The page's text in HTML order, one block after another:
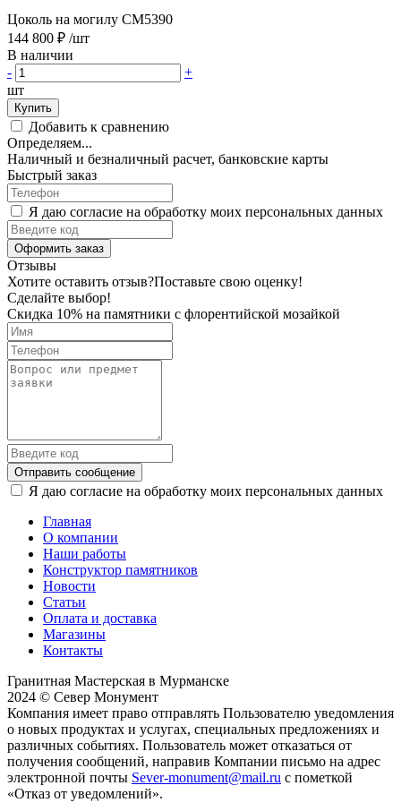
Цоколь на могилу CM5390
144 800 ₽ /шт
В наличии
-
+
шт
Купить
Добавить к сравнению
Определяем...
Наличный и безналичный расчет, банковские карты
Быстрый заказ
Я даю согласие на обработку моих персональных данных
Оформить заказ
Отзывы
Хотите оставить отзыв?Поставьте свою оценку!
Сделайте выбор!
Скидка 10% на памятники с флорентийской мозайкой
Отправить сообщение
Я даю согласие на обработку моих персональных данных
Главная
О компании
Наши работы
Конструктор памятников
Новости
Статьи
Оплата и доставка
Магазины
Контакты
Гранитная Мастерская в Мурманске
2024 © Север Монумент
Компания имеет право отправлять Пользователю уведомления
о новых продуктах и услугах, специальных предложениях и
различных событиях. Пользователь может отказаться от
получения сообщений, направив Компании письмо на адрес
электронной почты Sever-monument@mail.ru с пометкой
«Отказ от уведомлений».